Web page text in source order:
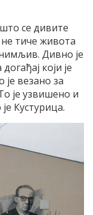
што се дивите
тиче живота
Дивно је
који је
је везано за
је узвишено и
Кустурица.